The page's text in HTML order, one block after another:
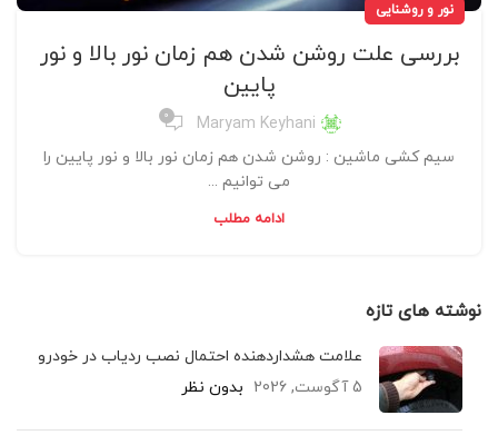
نور و روشنایی
بررسی علت روشن شدن هم زمان نور بالا و نور
پایین
Maryam Keyhani
0
سیم کشی ماشین : روشن شدن هم زمان نور بالا و نور پایین را
می توانیم ...
ادامه مطلب
نوشته های تازه
علامت هشداردهنده احتمال نصب ردیاب در خودرو
5 آگوست, 2026
بدون نظر